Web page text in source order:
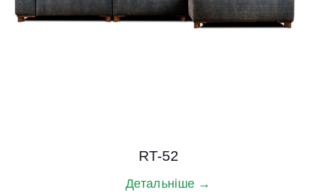
RT-52
Детальніше →